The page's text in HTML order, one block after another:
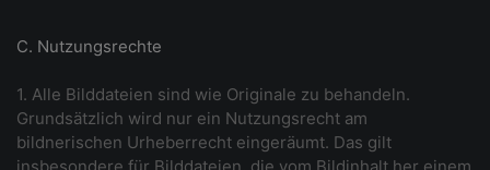
C. Nutzungsrechte
1. Alle Bilddateien sind wie Originale zu behandeln.
Grundsätzlich wird nur ein Nutzungsrecht am
bildnerischen Urheberrecht eingeräumt. Das gilt